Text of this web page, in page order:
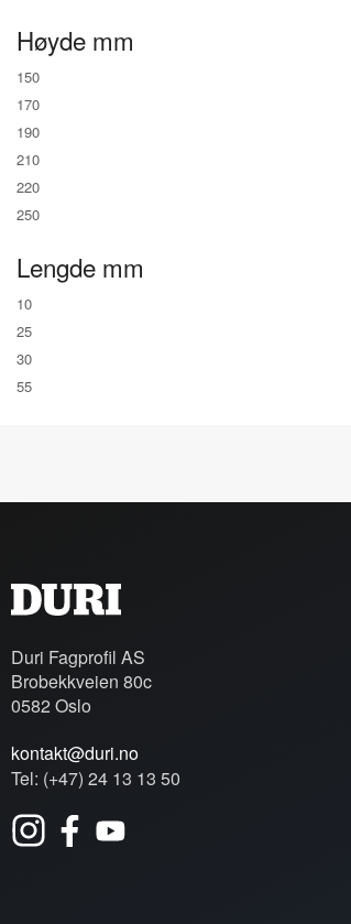
Høyde mm
150
170
190
210
220
250
Lengde mm
10
25
30
55
Duri Fagprofil AS
Brobekkveien 80c
0582 Oslo
kontakt@duri.no
Tel: (+47) 24 13 13 50